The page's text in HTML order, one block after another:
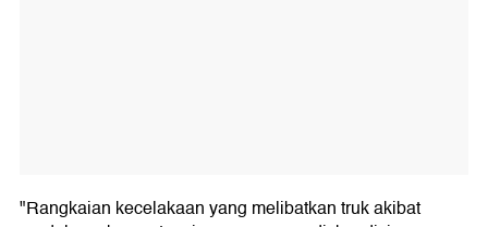
"Rangkaian kecelakaan yang melibatkan truk akibat